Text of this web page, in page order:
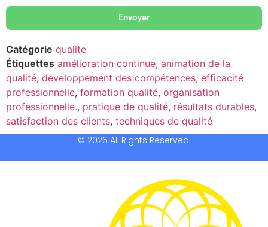
Envoyer
Catégorie qualite
Étiquettes amélioration continue, animation de la
qualité, développement des compétences, efficacité
professionnelle, formation qualité, organisation
professionnelle., pratique de qualité, résultats durables,
satisfaction des clients, techniques de qualité
© 2026 All Rights Reserved.